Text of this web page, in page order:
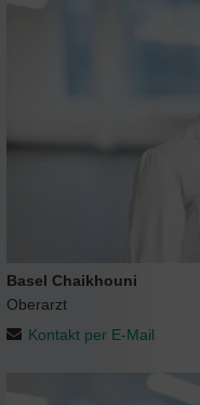
Basel Chaikhouni
Oberarzt
Kontakt per E-Mail